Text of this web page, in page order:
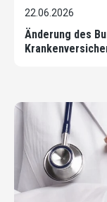
22.06.2026
Änderung des